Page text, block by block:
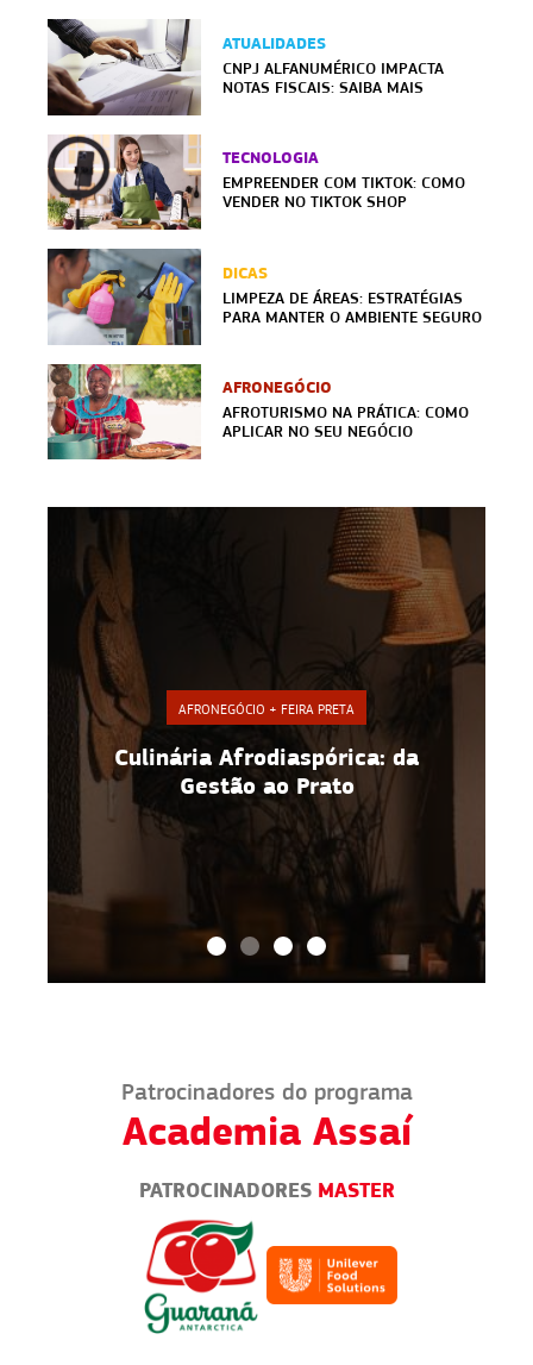
ATUALIDADES
CNPJ ALFANUMÉRICO IMPACTA
NOTAS FISCAIS: SAIBA MAIS
TECNOLOGIA
EMPREENDER COM TIKTOK: COMO
VENDER NO TIKTOK SHOP
DICAS
LIMPEZA DE ÁREAS: ESTRATÉGIAS
PARA MANTER O AMBIENTE SEGURO
AFRONEGÓCIO
AFROTURISMO NA PRÁTICA: COMO
APLICAR NO SEU NEGÓCIO
AFRONEGÓCIO + FEIRA PRETA
Gastronomia Amazônica: Saber
Ancestral e Futuro Sustentável
Patrocinadores do programa
Academia Assaí
PATROCINADORES MASTER